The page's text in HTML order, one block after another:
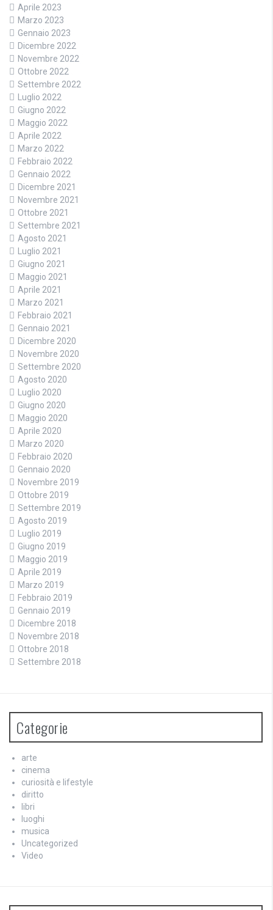
Aprile 2023
Marzo 2023
Gennaio 2023
Dicembre 2022
Novembre 2022
Ottobre 2022
Settembre 2022
Luglio 2022
Giugno 2022
Maggio 2022
Aprile 2022
Marzo 2022
Febbraio 2022
Gennaio 2022
Dicembre 2021
Novembre 2021
Ottobre 2021
Settembre 2021
Agosto 2021
Luglio 2021
Giugno 2021
Maggio 2021
Aprile 2021
Marzo 2021
Febbraio 2021
Gennaio 2021
Dicembre 2020
Novembre 2020
Settembre 2020
Agosto 2020
Luglio 2020
Giugno 2020
Maggio 2020
Aprile 2020
Marzo 2020
Febbraio 2020
Gennaio 2020
Novembre 2019
Ottobre 2019
Settembre 2019
Agosto 2019
Luglio 2019
Giugno 2019
Maggio 2019
Aprile 2019
Marzo 2019
Febbraio 2019
Gennaio 2019
Dicembre 2018
Novembre 2018
Ottobre 2018
Settembre 2018
Categorie
arte
cinema
curiosità e lifestyle
diritto
libri
luoghi
musica
Uncategorized
Video